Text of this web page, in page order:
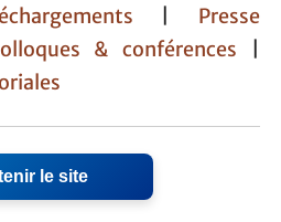
Presse
& conférences
le site